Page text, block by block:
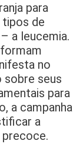
para
de
a leucemia.
no
sobre seus
para
a campanha
a